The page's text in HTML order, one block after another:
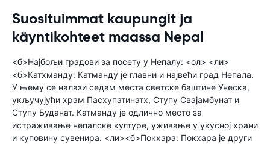
Suosituimmat kaupungit ja
käyntikohteet maassa Nepal
<б>Најбољи градови за посету у Непалу: <ол> <ли>
<б>Катхманду: Катманду је главни и највећи град Непала.
У њему се налази седам места светске баштине Унеска,
укључујући храм Пасхупатинатх, Ступу Свајамбунат и
Ступу Буданат. Катманду је одлично место за
истраживање непалске културе, уживање у укусној храни
и куповину сувенира. <ли><б>Покхара: Покхара је други